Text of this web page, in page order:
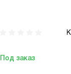
Под заказ